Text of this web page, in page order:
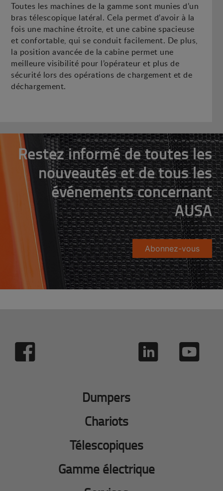
Toutes les machines de la gamme sont munies d’un
bras télescopique latéral. Cela permet d’avoir à la
fois une machine étroite, et une cabine spacieuse
et confortable, qui se conduit facilement. De plus,
la position avancée de la cabine permet une
meilleure visibilité pour l’opérateur et plus de
sécurité lors des opérations de chargement et de
déchargement.
Restez informé de toutes les
nouveautés et de tous les
événements concernant
AUSA
Abonnez-vous
Dumpers
Chariots
Télescopiques
Gamme électrique